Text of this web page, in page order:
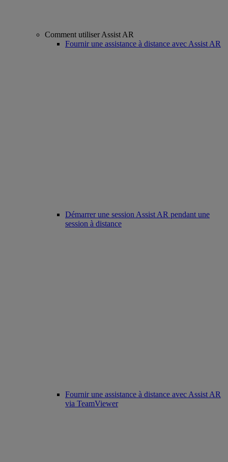
Comment utiliser Assist AR
Fournir une assistance à distance avec Assist AR
Démarrer une session Assist AR pendant une
session à distance
Fournir une assistance à distance avec Assist AR
via TeamViewer